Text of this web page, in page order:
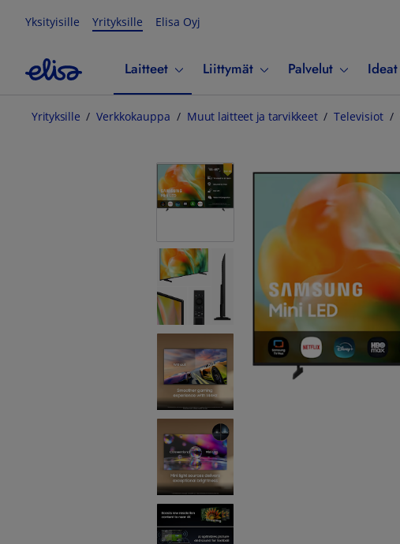
Yksityisille Yrityksille Elisa Oyj
Laitteet Liittymät Palvelut Ideat
Yrityksille Verkkokauppa Muut laitteet ja tarvikkeet Televisiot